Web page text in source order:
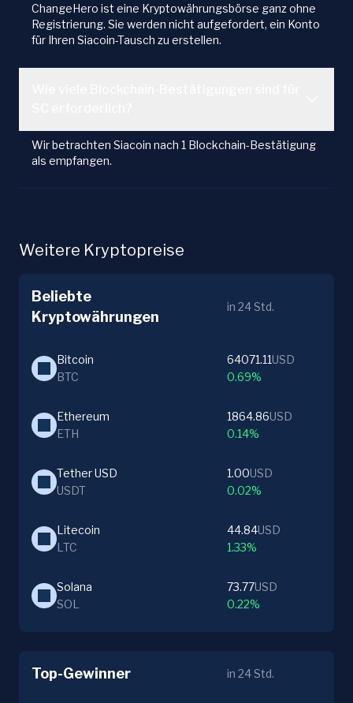
ChangeHero ist eine Kryptowährungsbörse ganz ohne
Registrierung. Sie werden nicht aufgefordert, ein Konto
für Ihren Siacoin-Tausch zu erstellen.
Wir betrachten Siacoin nach 1 Blockchain-Bestätigung
als empfangen.
Weitere Kryptopreise
Beliebte
Kryptowährungen
in 24 Std.
Bitcoin
BTC
64071.11USD
0.69%
Ethereum
ETH
1864.86USD
0.14%
Tether USD
USDT
1.00USD
0.02%
Litecoin
LTC
44.84USD
1.33%
Solana
SOL
73.77USD
0.22%
Top-Gewinner in 24 Std.